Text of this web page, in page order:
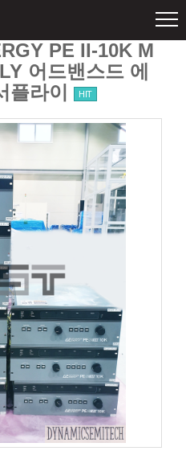
PE II-10K M
어드밴스드 에
플라이
HIT